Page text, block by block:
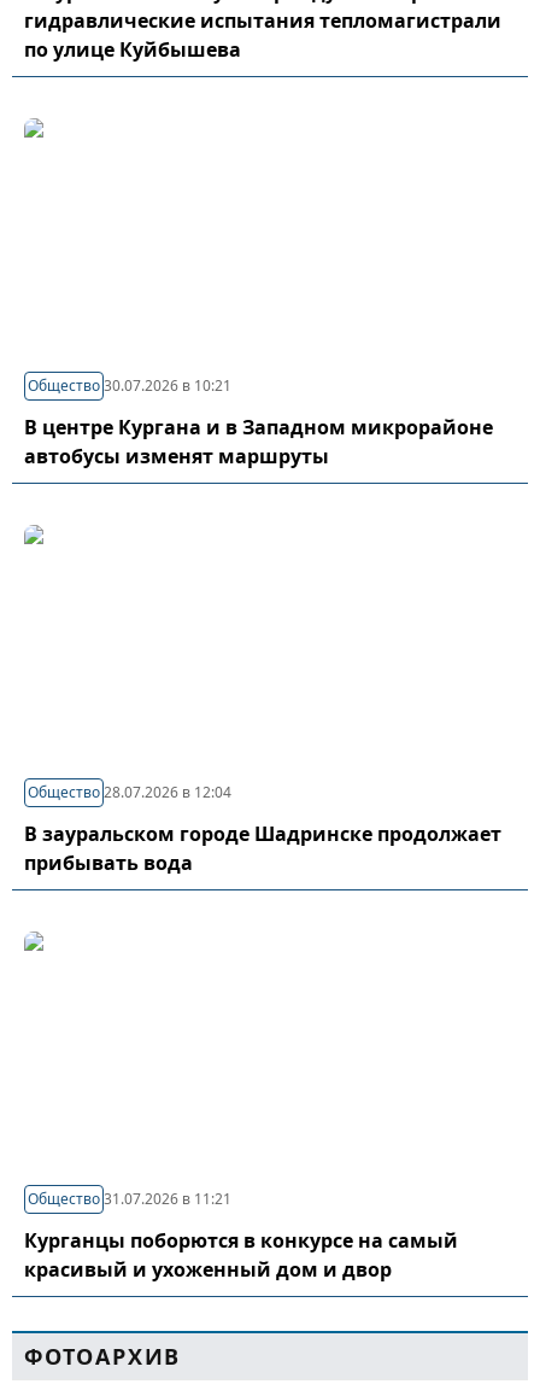
гидравлические испытания тепломагистрали
по улице Куйбышева
Общество30.07.2026 в 10:21
В центре Кургана и в Западном микрорайоне
автобусы изменят маршруты
Общество28.07.2026 в 12:04
В зауральском городе Шадринске продолжает
прибывать вода
Общество31.07.2026 в 11:21
Курганцы поборются в конкурсе на самый
красивый и ухоженный дом и двор
ФОТОАРХИВ